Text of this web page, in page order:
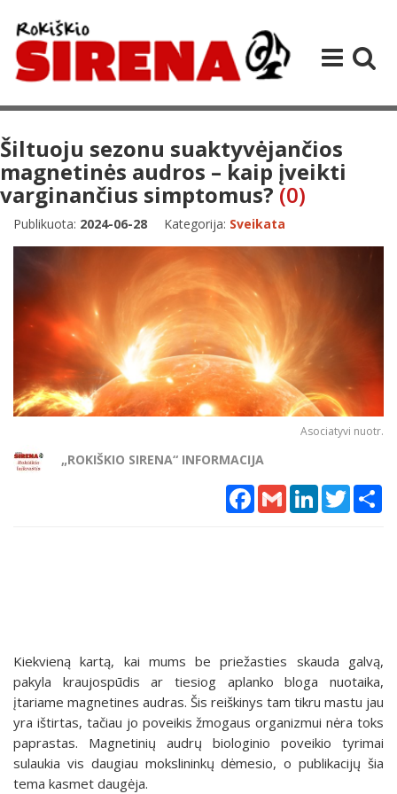
Šiltuoju sezonu suaktyvėjančios
magnetinės audros – kaip įveikti
varginančius simptomus? (0)
Publikuota: 2024-06-28 Kategorija: Sveikata
Asociatyvi nuotr.
„ROKIŠKIO SIRENA“ INFORMACIJA
Facebook
Gmail LinkedInTwitter
Kiekvieną kartą, kai mums be priežasties skauda galvą,
pakyla kraujospūdis ar tiesiog aplanko bloga nuotaika,
įtariame magnetines audras. Šis reiškinys tam tikru mastu jau
yra ištirtas, tačiau jo poveikis žmogaus organizmui nėra toks
paprastas. Magnetinių audrų biologinio poveikio tyrimai
sulaukia vis daugiau mokslininkų dėmesio, o publikacijų šia
tema kasmet daugėja.